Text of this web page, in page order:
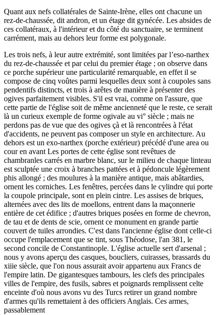
Quant aux nefs collatérales de Sainte-Irène, elles ont chacune un
rez-de-chaussée, dit andron, et un étage dit gynécée. Les absides de
ces collatéraux, à l'intérieur et du côté du sanctuaire, se terminent
carrément, mais au dehors leur forme est polygonale.
Les trois nefs, à leur autre extrémité, sont limitées par l’eso-narthex
du rez-de-chaussée et par celui du premier étage ; on observe dans
ce porche supérieur une particularité remarquable, en effet il se
compose de cinq voûtes parmi lesquelles deux sont à coupoles sans
pendentifs distincts, et trois à arêtes de manière à présenter des
ogives parfaitement visibles. S'il est vrai, comme on l'assure, que
cette partie de l'église soit de même ancienneté que le reste, ce serait
là un curieux exemple de forme ogivale au vi° siècle ; mais ne
perdons pas de vue que des ogives çà et là rencontrées à l'état
d'accidents, ne peuvent pas composer un style en architecture. Au
dehors est un exo-narthex (porche extérieur) précédé d'une area ou
cour en avant Les portes de cette église sont revêtues de
chambranles carrés en marbre blanc, sur le milieu de chaque linteau
est sculptée une croix à branches pattées et à pédoncule légèrement
phis allongé ; des moulures à la manière antique, mais abâtardies,
ornent les corniches. Les fenêtres, percées dans le cylindre qui porte
la coupole principale, sont en plein cintre. Les assises de briques,
alternées avec des lits de moellons, entrent dans la maçonnerie
entière de cet édifice ; d'autres briques posées en forme de chevron,
de tau et de dents de scie, ornent ce monument en grande partie
couvert de tuiles arrondies. C'est dans l'ancienne église dont celle-ci
occupe l'emplacement que se tint, sous Théodose, l'an 381, le
second concile de Constantinople. L'église actuelle sert d'arsenal ;
nous y avons aperçu des casques, boucliers, cuirasses, brassards du
xiiie siècle, que l'on nous assurait avoir appartenu aux Francs de
l'empire latin. De gigantesques tambours, les clefs des principales
villes de l'empire, des fusils, sabres et poignards remplissent celte
enceinte d'où nous avons vu des Turcs retirer un grand nombre
d'armes qu'ils remettaient à des officiers Anglais. Ces armes,
passablement